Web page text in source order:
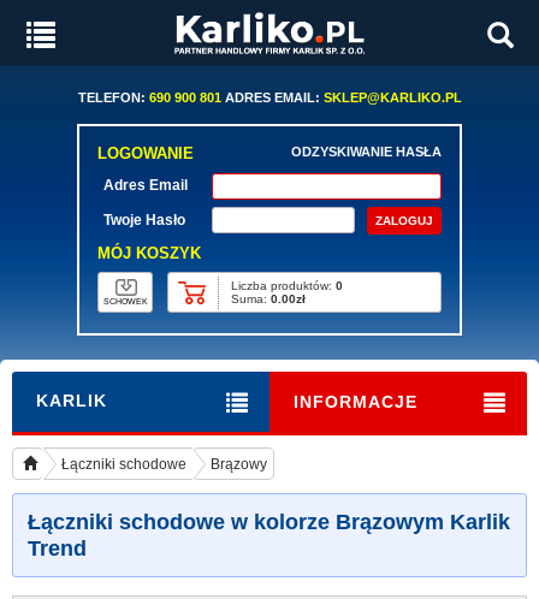
TELEFON: 690 900 801ADRES EMAIL: SKLEP@KARLIKO.PL
LOGOWANIE ODZYSKIWANIE HASŁA
Adres Email
Twoje Hasło
MÓJ KOSZYK
SCHOWEK
Liczba produktów: 0
Suma: 0.00zł
KARLIK INFORMACJE
Łączniki schodowe Brązowy
Łączniki schodowe w kolorze Brązowym Karlik
Trend